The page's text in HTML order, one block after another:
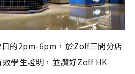
的2pm-6pm，於Zoff三間分店
學生證明，並讚好Zoff HK